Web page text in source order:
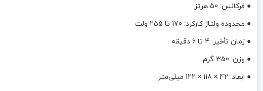
● فرکانس: 50 هرتز
● محدوده ولتاژ کارکرد: 170 تا 255 ولت
● زمان تأخیر: 4 تا 6 دقیقه
● وزن: 350 گرم
● ابعاد: 42 × 118 × 122 میلی‌متر